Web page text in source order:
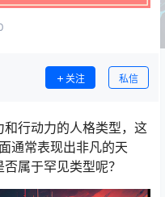
关注 私信
行动力的人格类型，这
通常表现出非凡的天
属于罕见类型呢？